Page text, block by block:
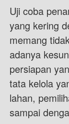
Uji coba
yang kering
memang
adanya
persiapan
tata kelola
lahan,
sampai